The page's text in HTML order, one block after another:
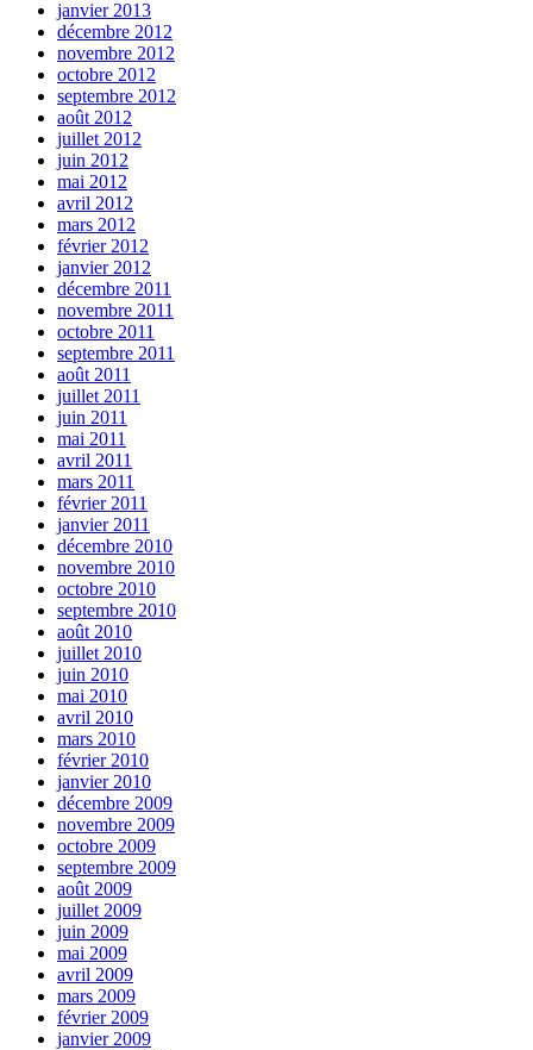
janvier 2013
décembre 2012
novembre 2012
octobre 2012
septembre 2012
août 2012
juillet 2012
juin 2012
mai 2012
avril 2012
mars 2012
février 2012
janvier 2012
décembre 2011
novembre 2011
octobre 2011
septembre 2011
août 2011
juillet 2011
juin 2011
mai 2011
avril 2011
mars 2011
février 2011
janvier 2011
décembre 2010
novembre 2010
octobre 2010
septembre 2010
août 2010
juillet 2010
juin 2010
mai 2010
avril 2010
mars 2010
février 2010
janvier 2010
décembre 2009
novembre 2009
octobre 2009
septembre 2009
août 2009
juillet 2009
juin 2009
mai 2009
avril 2009
mars 2009
février 2009
janvier 2009